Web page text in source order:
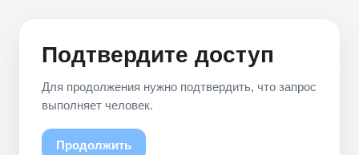
Подтвердите доступ
Для продолжения нужно подтвердить, что запрос
выполняет человек.
Продолжить